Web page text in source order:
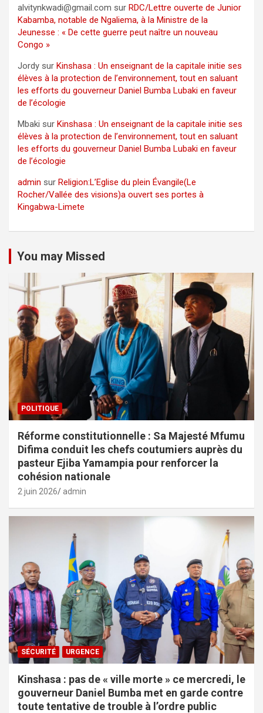
alvitynkwadi@gmail.com sur RDC/Lettre ouverte de Junior
Kabamba, notable de Ngaliema, à la Ministre de la
Jeunesse : « De cette guerre peut naître un nouveau
Congo »
Jordy sur Kinshasa : Un enseignant de la capitale initie ses
élèves à la protection de l’environnement, tout en saluant
les efforts du gouverneur Daniel Bumba Lubaki en faveur
de l’écologie
Mbaki sur Kinshasa : Un enseignant de la capitale initie ses
élèves à la protection de l’environnement, tout en saluant
les efforts du gouverneur Daniel Bumba Lubaki en faveur
de l’écologie
admin sur Religion:L’Eglise du plein Évangile(Le
Rocher/Vallée des visions)a ouvert ses portes à
Kingabwa-Limete
You may Missed
POLITIQUE
Réforme constitutionnelle : Sa Majesté Mfumu
Difima conduit les chefs coutumiers auprès du
pasteur Ejiba Yamampia pour renforcer la
cohésion nationale
2 juin 2026 admin
SÉCURITÉ URGENCE
Kinshasa : pas de « ville morte » ce mercredi, le
gouverneur Daniel Bumba met en garde contre
toute tentative de trouble à l’ordre public